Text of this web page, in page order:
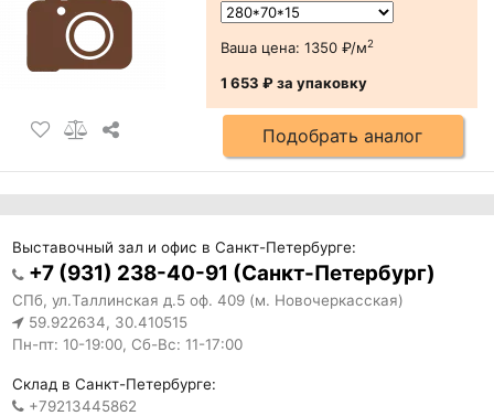
Ваша цена: 1350 ₽/м2
1 653 ₽за упаковку
Подобрать аналог
Выставочный зал и офис в Санкт-Петербурге:
+7 (931) 238-40-91 (Санкт-Петербург)
СПб, ул.Таллинская д.5 оф. 409 (м. Новочеркасская)
59.922634, 30.410515
Пн-пт: 10-19:00, Сб-Вс: 11-17:00
Склад в Санкт-Петербурге:
+79213445862